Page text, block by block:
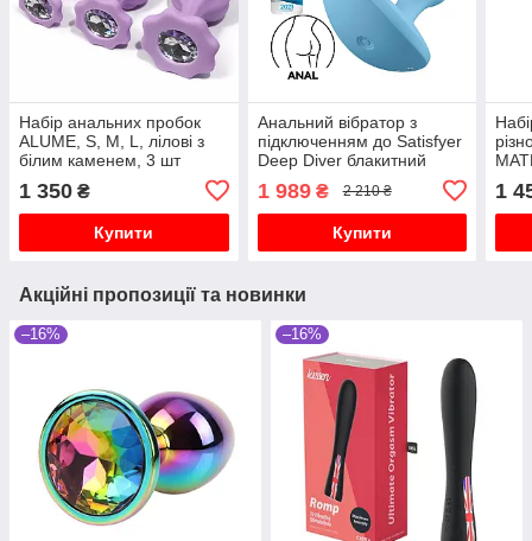
Набір анальних пробок
ALUME, S, M, L, лілові з
білим каменем, 3 шт
1 350 ₴
Купити
Анальний вібратор з
підключенням до Satisfyer
Deep Diver блакитний
1 989₴ 2 210 ₴
Купити
1
Акційні пропозиції та новинки
–16% –16%